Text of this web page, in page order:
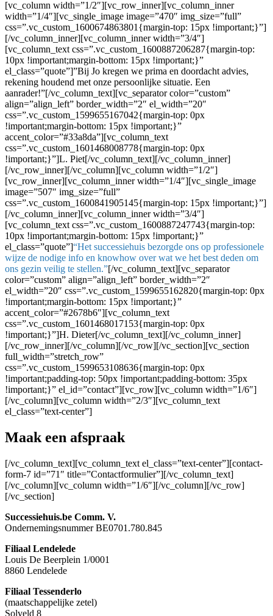
[vc_column width=”1/2″][vc_row_inner][vc_column_inner
width=”1/4″][vc_single_image image=”470″ img_size=”full”
css=”.vc_custom_1600674863801{margin-top: 15px !important;}”]
[/vc_column_inner][vc_column_inner width=”3/4″]
[vc_column_text css=”.vc_custom_1600887206287{margin-top:
10px !important;margin-bottom: 15px !important;}”
el_class=”quote”]”Bij Jo kregen we prima en doordacht advies,
rekening houdend met onze persoonlijke situatie. Een
aanrader!”[/vc_column_text][vc_separator color=”custom”
align=”align_left” border_width=”2″ el_width=”20″
css=”.vc_custom_1599655167042{margin-top: 0px
!important;margin-bottom: 15px !important;}”
accent_color=”#33a8da”][vc_column_text
css=”.vc_custom_1601468008778{margin-top: 0px
!important;}”]L. Piet[/vc_column_text][/vc_column_inner]
[/vc_row_inner][/vc_column][vc_column width=”1/2″]
[vc_row_inner][vc_column_inner width=”1/4″][vc_single_image
image=”507″ img_size=”full”
css=”.vc_custom_1600841905145{margin-top: 15px !important;}”]
[/vc_column_inner][vc_column_inner width=”3/4″]
[vc_column_text css=”.vc_custom_1600887247743{margin-top:
10px !important;margin-bottom: 15px !important;}”
el_class=”quote”]“Het successiehuis bezorgde ons op professionele
wijze de nodige info en knowhow over wat we het best deden om
ons gezin veilig te stellen.”[/vc_column_text][vc_separator
color=”custom” align=”align_left” border_width=”2″
el_width=”20″ css=”.vc_custom_1599655162820{margin-top: 0px
!important;margin-bottom: 15px !important;}”
accent_color=”#2678b6″][vc_column_text
css=”.vc_custom_1601468017153{margin-top: 0px
!important;}”]H. Dieter[/vc_column_text][/vc_column_inner]
[/vc_row_inner][/vc_column][/vc_row][/vc_section][vc_section
full_width=”stretch_row”
css=”.vc_custom_1599653108636{margin-top: 0px
!important;padding-top: 50px !important;padding-bottom: 35px
!important;}” el_id=”contact”][vc_row][vc_column width=”1/6″]
[/vc_column][vc_column width=”2/3″][vc_column_text
el_class=”text-center”]
Maak een afspraak
[/vc_column_text][vc_column_text el_class=”text-center”][contact-
form-7 id=”71″ title=”Contactformulier”][/vc_column_text]
[/vc_column][vc_column width=”1/6″][/vc_column][/vc_row]
[/vc_section]
Successiehuis.be Comm. V.
Ondernemingsnummer BE0701.780.845
Filiaal Lendelede
Louis De Beerplein 1/0001
8860 Lendelede
Filiaal Tessenderlo
(maatschappelijke zetel)
Solveld 8